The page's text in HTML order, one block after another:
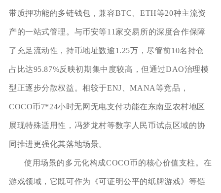
带质押功能的多链钱包，兼容BTC、ETH等20种主流资
产的一站式管理。与币安等11家交易所的深度合作保障
了充足流动性，持币地址数逾1.25万，尽管前10名持仓
占比达95.87%反映初期集中度较高，但通过DAO治理模
型正逐步分散权益。相较于ENJ、MANA等竞品，
COCO币7*24小时无网无电支付功能在东南亚农村地区
展现特殊适用性，冯梦龙村等数字人民币试点区域的协
同推进更强化其落地场景。
使用场景的多元化构成COCO币的核心价值支柱。在
游戏领域，它既可作为《可证明公平的纸牌游戏》等链